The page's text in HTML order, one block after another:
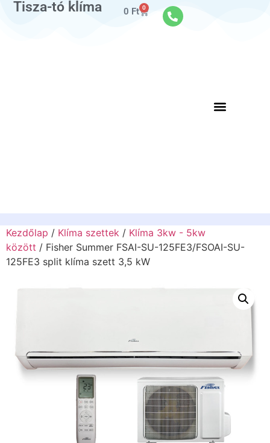
Tisza-tó klíma 0 Ft 0
Kezdőlap / Klíma szettek / Klíma 3kw - 5kw
között / Fisher Summer FSAI-SU-125FE3/FSOAI-SU-
125FE3 split klíma szett 3,5 kW